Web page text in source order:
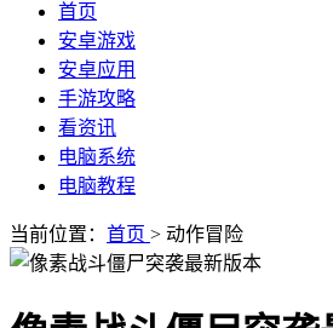
首页
安卓游戏
安卓应用
手游攻略
看资讯
电脑系统
电脑教程
当前位置： 首页 > 动作冒险